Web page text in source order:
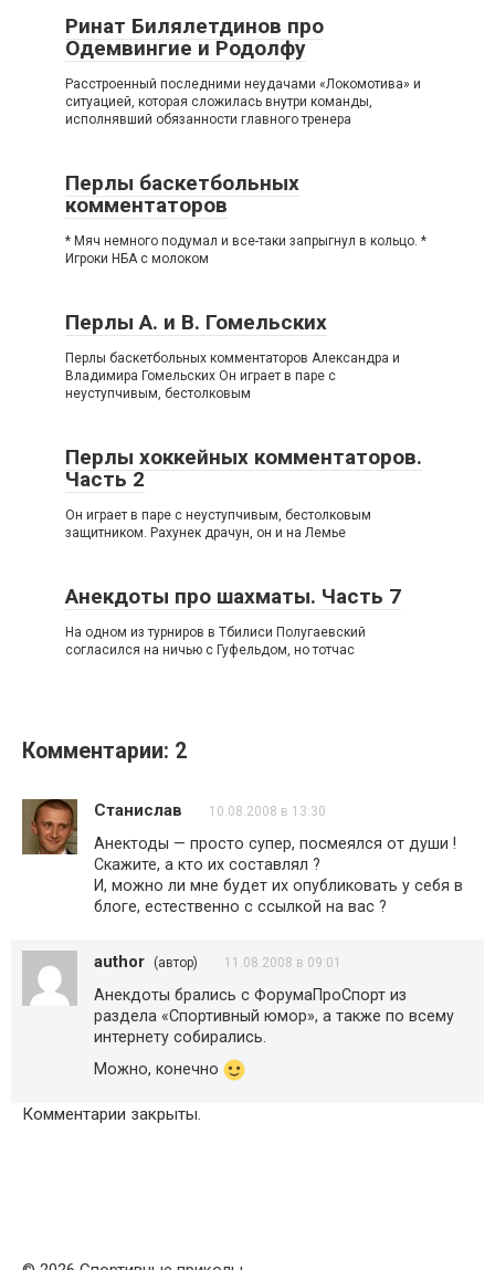
Ринат Билялетдинов про
Одемвингие и Родолфу
Расстроенный последними неудачами «Локомотива» и
ситуацией, которая сложилась внутри команды,
исполнявший обязанности главного тренера
Перлы баскетбольных
комментаторов
* Мяч немного подумал и все-таки запрыгнул в кольцо. *
Игроки НБА с молоком
Перлы А. и В. Гомельских
Перлы баскетбольных комментаторов Александра и
Владимира Гомельских Он играет в паре с
неуступчивым, бестолковым
Перлы хоккейных комментаторов.
Часть 2
Он играет в паре с неуступчивым, бестолковым
защитником. Рахунек драчун, он и на Лемье
Анекдоты про шахматы. Часть 7
На одном из турниров в Тбилиси Полугаевский
согласился на ничью с Гуфельдом, но тотчас
Комментарии: 2
Станислав 10.08.2008 в 13:30
Анектоды — просто супер, посмеялся от души !
Скажите, а кто их составлял ?
И, можно ли мне будет их опубликовать у себя в
блоге, естественно с ссылкой на вас ?
author (автор) 11.08.2008 в 09:01
Анекдоты брались с ФорумаПроСпорт из
раздела «Спортивный юмор», а также по всему
интернету собирались.
Можно, конечно
Комментарии закрыты.